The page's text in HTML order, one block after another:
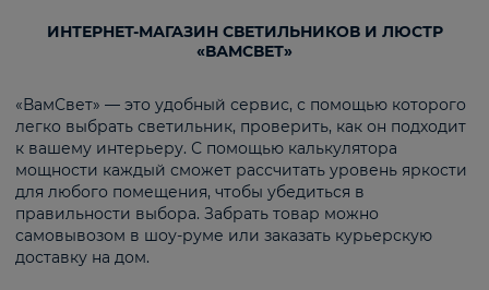
ИНТЕРНЕТ-МАГАЗИН СВЕТИЛЬНИКОВ И ЛЮСТР
«ВАМСВЕТ»
«ВамСвет» — это удобный сервис, с помощью которого
легко выбрать светильник, проверить, как он подходит
к вашему интерьеру. С помощью калькулятора
мощности каждый сможет рассчитать уровень яркости
для любого помещения, чтобы убедиться в
правильности выбора. Забрать товар можно
самовывозом в шоу-руме или заказать курьерскую
доставку на дом.